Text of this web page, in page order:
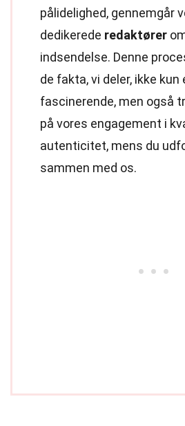
pålidelighed, gennemgår
dedikerede redaktører
indsendelse. Denne
de fakta, vi deler, ikke kun
fascinerende, men også
på vores engagement i
autenticitet, mens du
sammen med os.